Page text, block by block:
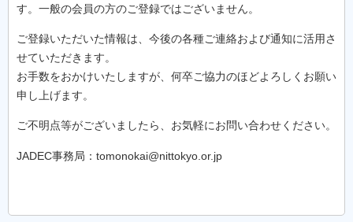
す。一般の会員の方のご登録ではございません。
ご登録いただいた情報は、今後の各種ご連絡および通知に活用さ
せていただきます。
お手数をおかけいたしますが、何卒ご協力のほどよろしくお願い
申し上げます。
ご不明点等がございましたら、お気軽にお問い合わせください。
JADEC事務局：tomonokai@nittokyo.or.jp